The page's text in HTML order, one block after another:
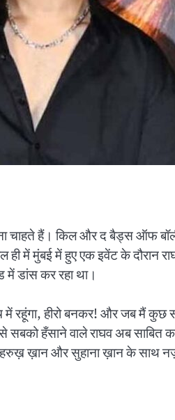
चाहते हैं। किल और द बैड्स ऑफ
ही में मुंबई में हुए एक इवेंट के
में डांस कर रहा था।
रहूंगा, हीरो बनकर! और जब मैं कुछ
हँसाने वाले राघव अब साबित
ख़ान और सुहाना ख़ान के